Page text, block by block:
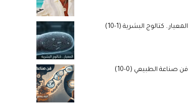
المعيار.. كتالوج البشرية (1-10)
فن صناعة الطبيعي (0-10)